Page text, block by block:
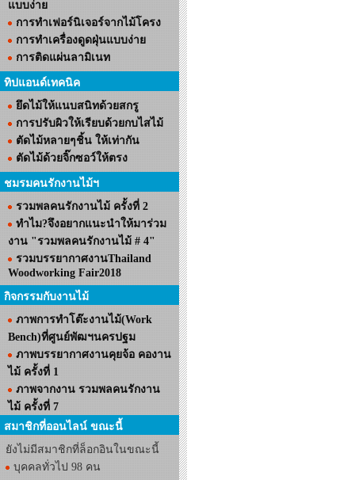
แบบง่าย
การทำเฟอร์นิเจอร์จากไม้โครง
การทำเครื่องดูดฝุ่นแบบง่าย
การติดแผ่นลามิเนท
ทิปแอนด์เทคนิค
ยึดไม้ให้แนบสนิทด้วยสกรู
การปรับผิวให้เรียบด้วยกบไสไม้
ตัดไม้หลายๆชิ้น ให้เท่ากัน
ตัดไม้ด้วยจิ๊กซอว์ให้ตรง
ชมรมคนรักงานไม้ฯ
รวมพลคนรักงานไม้ ครั้งที่ 2
ทำไม?จึงอยากแนะนำให้มาร่วม
งาน "รวมพลคนรักงานไม้ # 4"
รวมบรรยากาศงานThailand
Woodworking Fair2018
กิจกรรมกับงานไม้
ภาพการทำโต๊ะงานไม้(Work
Bench)ที่ศูนย์พัฒฯนครปฐม
ภาพบรรยากาศงานคุยจ้อ คองาน
ไม้ ครั้งที่ 1
ภาพจากงาน รวมพลคนรักงาน
ไม้ ครั้งที่ 7
สมาชิกที่ออนไลน์ ขณะนี้
ยังไม่มีสมาชิกที่ล็อกอินในขณะนี้
บุคคลทั่วไป 98 คน